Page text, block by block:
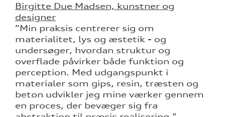
Birgitte Due Madsen, kunstner og
designer
”Min praksis centrerer sig om
materialitet, lys og æstetik - og
undersøger, hvordan struktur og
overflade påvirker både funktion og
perception. Med udgangspunkt i
materialer som gips, resin, træsten og
beton udvikler jeg mine værker gennem
en proces, der bevæger sig fra